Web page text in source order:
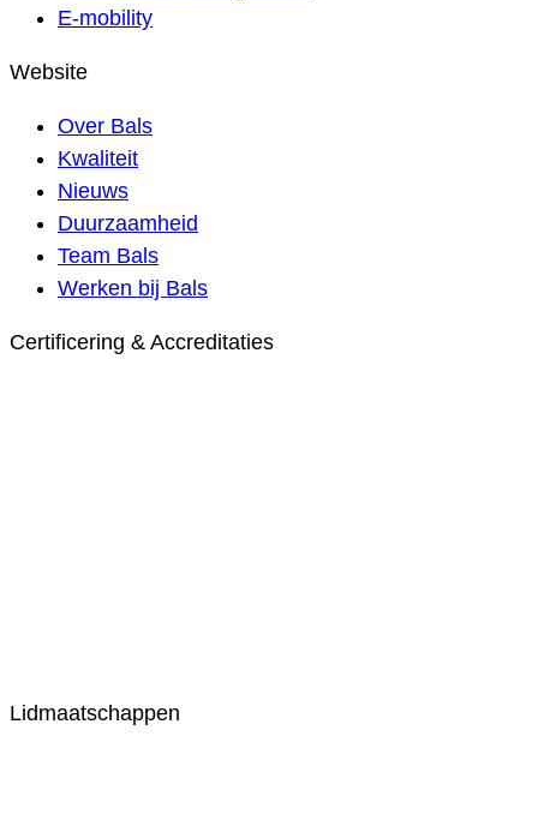
E-mobility
Website
Over Bals
Kwaliteit
Nieuws
Duurzaamheid
Team Bals
Werken bij Bals
Certificering & Accreditaties
Lidmaatschappen